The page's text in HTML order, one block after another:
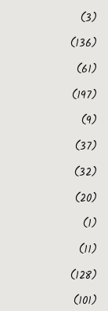
(3)
(136)
(61)
(197)
(9)
(37)
(32)
(20)
(1)
(11)
(128)
(101)